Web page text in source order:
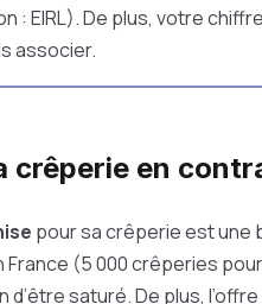
: EIRL). De plus, votre
associer.
crêperie en
pour sa crêperie est une
(5 000 crêperies
d’être saturé. De plus,